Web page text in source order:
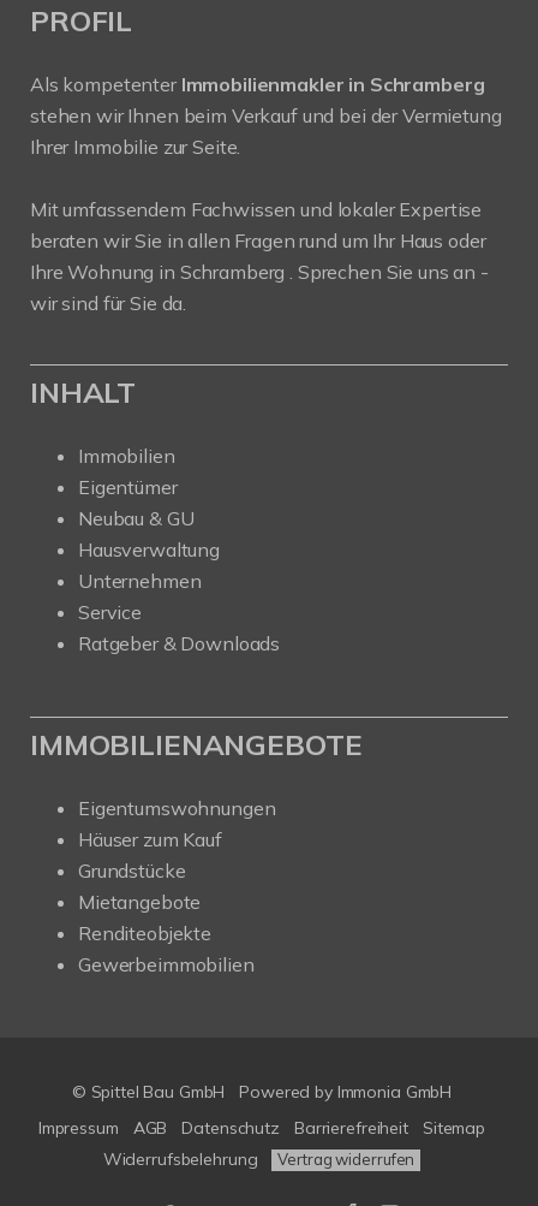
PROFIL
Als kompetenter Immobilienmakler in Schramberg
stehen wir Ihnen beim Verkauf und bei der Vermietung
Ihrer Immobilie zur Seite.
Mit umfassendem Fachwissen und lokaler Expertise
beraten wir Sie in allen Fragen rund um Ihr Haus oder
Ihre Wohnung in Schramberg . Sprechen Sie uns an -
wir sind für Sie da.
INHALT
Immobilien
Eigentümer
Neubau & GU
Hausverwaltung
Unternehmen
Service
Ratgeber & Downloads
IMMOBILIENANGEBOTE
Eigentumswohnungen
Häuser zum Kauf
Grundstücke
Mietangebote
Renditeobjekte
Gewerbeimmobilien
© Spittel Bau GmbH Powered by Immonia GmbH
Impressum
AGB Datenschutz Barrierefreiheit
Sitemap
Widerrufsbelehrung
Vertrag widerrufen